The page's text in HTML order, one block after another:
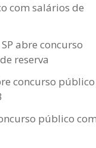
com salários de
abre concurso
reserva
concurso público
público